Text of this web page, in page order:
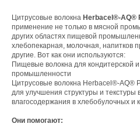
Цитрусовые волокна Herbacel®-AQ®
применение не только в мясной
других областях пищевой
хлебопекарная, молочная, напитков
другие. Вот как они используются:
Пищевые волокна для кондитерской
промышленности
Цитрусовые волокна Herbacel®-AQ®
для улучшения структуры и
влагосодержания в хлебобулочных и
Они помогают: